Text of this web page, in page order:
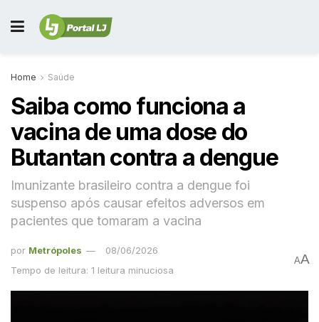
Home Saúde
Saiba como funciona a
vacina de uma dose do
Butantan contra a dengue
Imunizante brasileiro contra a dengue foi
suspenso após causar efeitos adversos em
pacientes que tomaram a vacina
por Metrópoles
08/06/2026
Tempo de leitura: 1 leitura minuciosa
AA